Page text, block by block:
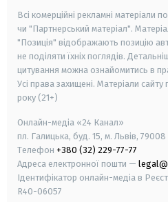
Всі комерційні рекламні матеріали
чи "Партнерський матеріал".
"Позиція" відображають позицію
не поділяти їхніх поглядів.
цитування можна ознайомитись в
Усі права захищені. Матеріали сайту
року (21+)
Онлайн-медіа «24 Канал»
пл. Галицька, буд. 15, м. Львів, 79008
Телефон +380 (32) 229-77-77
Адреса електронної пошти —
Ідентифікатор онлайн-медіа в
R40-06057